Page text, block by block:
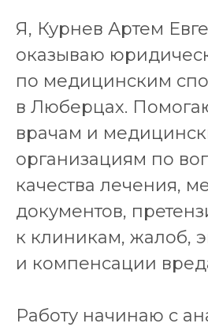
Я, Курнев Артем
оказываю
по медицинским
в Люберцах.
врачам и
организациям по
качества лечения,
документов,
к клиникам, жалоб,
и компенсации
Работу начинаю с